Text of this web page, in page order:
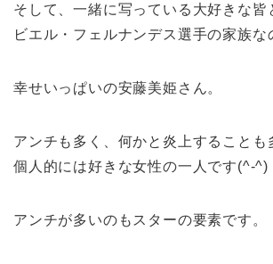
そして、一緒に写っている大好きな皆
ビエル・フェルナンデス選手の家族な
幸せいっぱいの安藤美姫さん。
アンチも多く、何かと炎上することも
個人的には好きな女性の一人です(^-^)
アンチが多いのもスターの要素です。